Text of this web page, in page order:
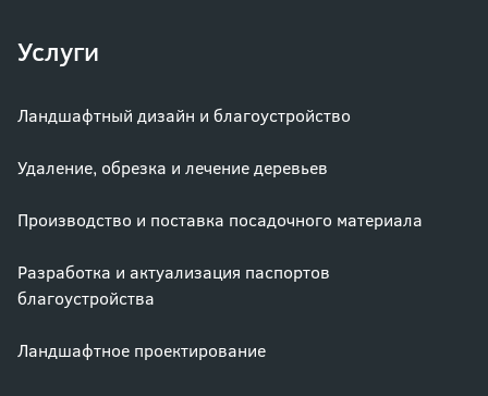
Услуги
Ландшафтный дизайн и благоустройство
Удаление, обрезка и лечение деревьев
Производство и поставка посадочного материала
Разработка и актуализация паспортов
благоустройства
Ландшафтное проектирование